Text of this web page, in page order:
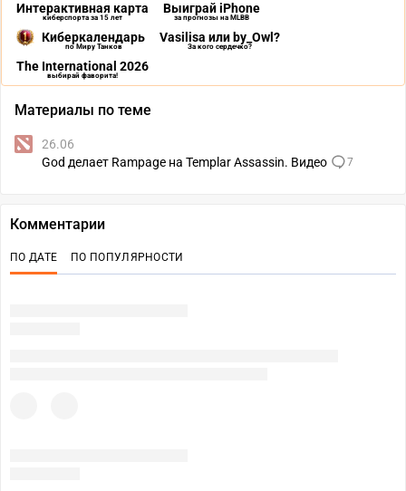
Интерактивная карта
киберспорта за 15 лет
Выиграй iPhone
за прогнозы на MLBB
Киберкалендарь
по Миру Танков
Vasilisa или by_Owl?
За кого сердечко?
The International 2026
выбирай фаворита!
Материалы по теме
26.06
God делает Rampage на Templar Assassin. Видео
7
Комментарии
ПО ДАТЕ ПО ПОПУЛЯРНОСТИ